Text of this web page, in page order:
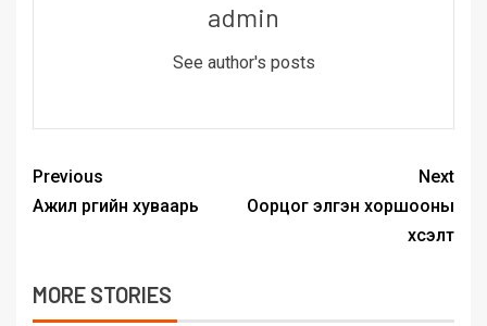
admin
See author's posts
Previous
Ажил үүргийн хуваарь
Next
Оорцог элгэн хоршооны
хүсэлт
MORE STORIES